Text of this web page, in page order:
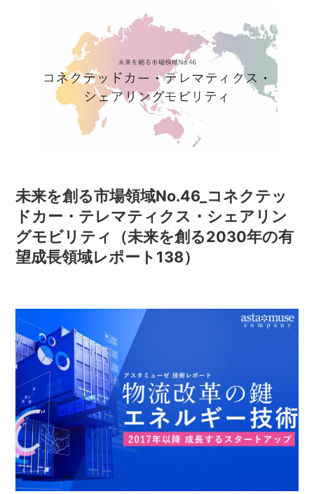
未来を創る市場領域No.46_コネクテッ
ドカー・テレマティクス・シェアリン
グモビリティ（未来を創る2030年の有
望成長領域レポート138）